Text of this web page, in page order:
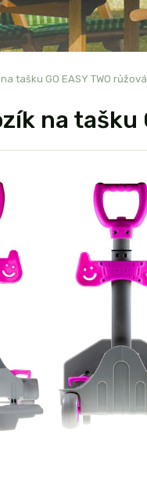
tašku GO EASY TWO růžová
na tašku